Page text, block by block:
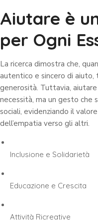
Aiutare è
per Ogni
La ricerca dimostra che,
autentico e sincero di aiuto,
generosità. Tuttavia,
necessità, ma un gesto che
sociali, evidenziando il
dell’empatia verso gli altri.
Inclusione e Solidarietà
Educazione e Crescita
Attività Ricreative